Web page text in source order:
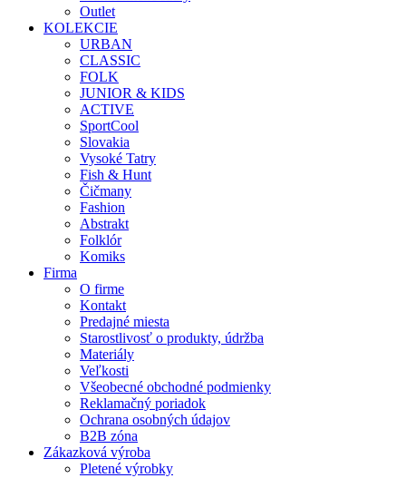
Outlet
KOLEKCIE
URBAN
CLASSIC
FOLK
JUNIOR & KIDS
ACTIVE
SportCool
Slovakia
Vysoké Tatry
Fish & Hunt
Čičmany
Fashion
Abstrakt
Folklór
Komiks
Firma
O firme
Kontakt
Predajné miesta
Starostlivosť o produkty, údržba
Materiály
Veľkosti
Všeobecné obchodné podmienky
Reklamačný poriadok
Ochrana osobných údajov
B2B zóna
Zákazková výroba
Pletené výrobky